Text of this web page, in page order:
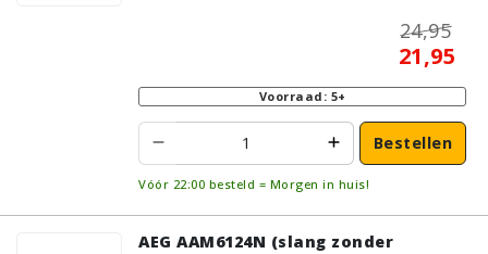
24,95
21,95
Voorraad: 5+
Bestellen
Vóór 22:00 besteld = Morgen in huis!
AEG AAM6124N (slang zonder